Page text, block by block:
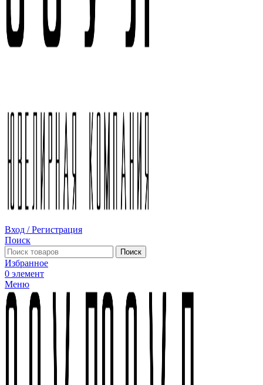
Вход / Регистрация
Поиск
Поиск
Избранное
0 элемент
Меню